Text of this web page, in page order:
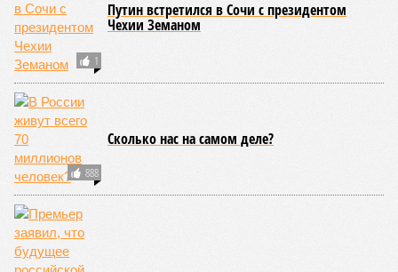
1
Путин встретился в Сочи с президентом
Чехии Земаном
888
Сколько нас на самом деле?